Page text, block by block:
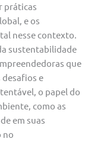
práticas
e os
nesse contexto.
sustentabilidade
que
e
o papel do
como as
em suas
no